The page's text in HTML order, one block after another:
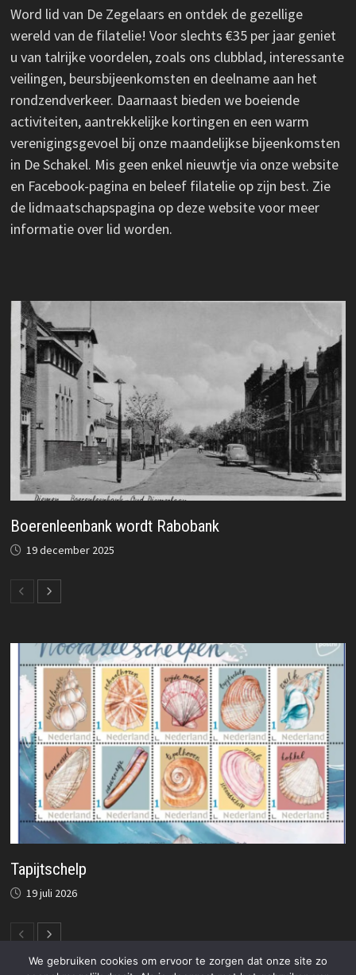
Word lid van De Zegelaars en ontdek de gezellige
wereld van de filatelie! Voor slechts €35 per jaar geniet
u van talrijke voordelen, zoals ons clubblad, interessante
veilingen, beursbijeenkomsten en deelname aan het
rondzendverkeer. Daarnaast bieden we boeiende
activiteiten, aantrekkelijke kortingen en een warm
verenigingsgevoel bij onze maandelijkse bijeenkomsten
in De Schakel. Mis geen enkel nieuwtje via onze website
en Facebook-pagina en beleef filatelie op zijn best. Zie
de lidmaatschapspagina op deze website voor meer
informatie over lid worden.
Boerenleenbank wordt Rabobank
19 december 2025
Tapijtschelp
19 juli 2026
We gebruiken cookies om ervoor te zorgen dat onze site zo